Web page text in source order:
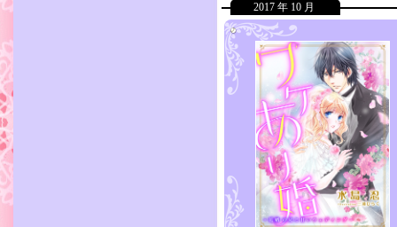
2017 年 10 月